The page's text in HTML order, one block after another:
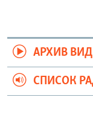
АРХИВ
СПИСОК